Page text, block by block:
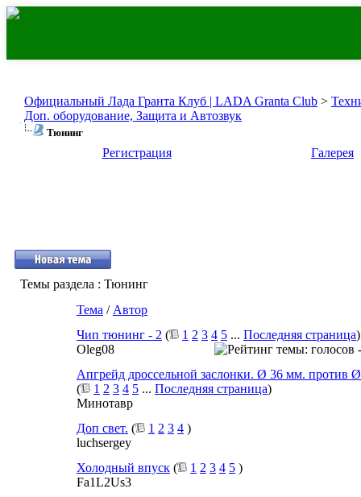
Официальный Лада Гранта Клуб | LADA Granta Club >
Доп. оборудование, Защита и Автозвук
Тюнинг
Регистрация Галерея
Темы раздела : Тюнинг
Тема / Автор
Чип тюнинг - 2 ( 1 2 3 4 5 ... Последняя страница)
Oleg08
Апгрейд дроссельной заслонки. Ø 36 мм. против
(
1 2 3 4 5 ... Последняя страница)
Минотавр
Доп свет. ( 1 2 3 4 )
luchsergey
Холодный впуск ( 1 2 3 4 5 )
Fa1L2Us3